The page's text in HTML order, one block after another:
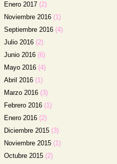
Enero 2017 (2)
Noviembre 2016 (1)
Septiembre 2016 (4)
Julio 2016 (2)
Junio 2016 (6)
Mayo 2016 (4)
Abril 2016 (1)
Marzo 2016 (3)
Febrero 2016 (1)
Enero 2016 (2)
Diciembre 2015 (3)
Noviembre 2015 (1)
Octubre 2015 (2)